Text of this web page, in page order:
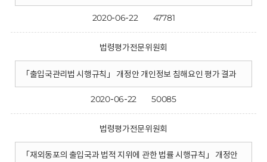
2020-06-22 47781
법령평가전문위원회
「출입국관리법 시행규칙」 개정안 개인정보 침해요인 평가 결과
2020-06-22 50085
법령평가전문위원회
「재외동포의 출입국과 법적 지위에 관한 법률 시행규칙」 개정안